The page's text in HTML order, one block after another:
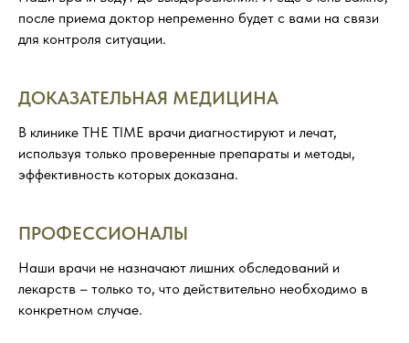
после приема доктор непременно будет с вами на связи
для контроля ситуации.
ДОКАЗАТЕЛЬНАЯ МЕДИЦИНА
В клинике THE TIME врачи диагностируют и лечат,
используя только проверенные препараты и методы,
эффективность которых доказана.
ПРОФЕССИОНАЛЫ
Наши врачи не назначают лишних обследований и
лекарств – только то, что действительно необходимо в
конкретном случае.